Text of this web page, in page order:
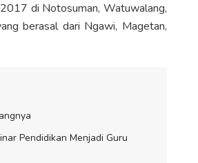
di Notosuman, Watuwalang,
berasal dari Ngawi, Magetan,
Pendidikan Menjadi Guru